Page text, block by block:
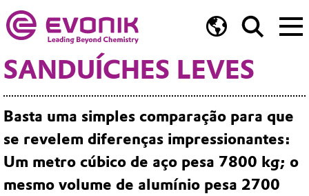
SANDUÍCHES LEVES
Basta uma simples comparação para que
se revelem diferenças impressionantes:
Um metro cúbico de aço pesa 7800 kg; o
mesmo volume de alumínio pesa 2700